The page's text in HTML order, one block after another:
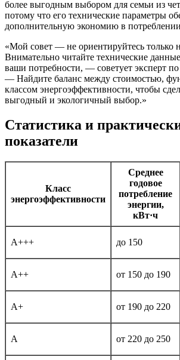
более выгодным выбором для семьи из
потому что его технические параметры
дополнительную экономию в
«Мой совет — не ориентируйтесь только
Внимательно читайте технические
ваши потребности, — советует эксперт
— Найдите баланс между стоимостью,
классом энергоэффективности, чтобы
выгодный и экологичный выбор.»
Статистика и
показатели
Класс
энергоэффективности
Среднее
годовое
потребление
энергии,
кВт·ч
A+++ до 150
A++ от 150 до 190
A+ от 190 до 220
А от 220 до 250